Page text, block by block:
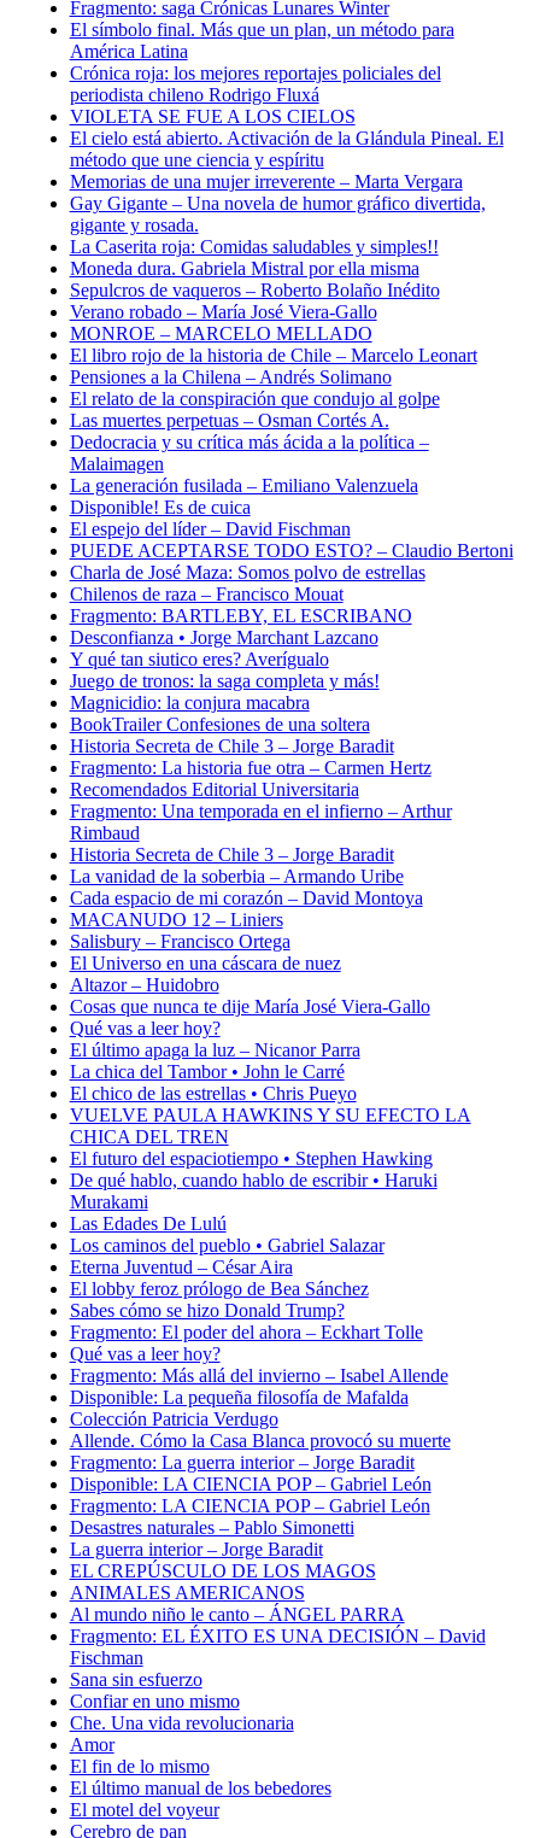
Fragmento: saga Crónicas Lunares Winter
El símbolo final. Más que un plan, un método para
América Latina
Crónica roja: los mejores reportajes policiales del
periodista chileno Rodrigo Fluxá
VIOLETA SE FUE A LOS CIELOS
El cielo está abierto. Activación de la Glándula Pineal. El
método que une ciencia y espíritu
Memorias de una mujer irreverente – Marta Vergara
Gay Gigante – Una novela de humor gráfico divertida,
gigante y rosada.
La Caserita roja: Comidas saludables y simples!!
Moneda dura. Gabriela Mistral por ella misma
Sepulcros de vaqueros – Roberto Bolaño Inédito
Verano robado – María José Viera-Gallo
MONROE – MARCELO MELLADO
El libro rojo de la historia de Chile – Marcelo Leonart
Pensiones a la Chilena – Andrés Solimano
El relato de la conspiración que condujo al golpe
Las muertes perpetuas – Osman Cortés A.
Dedocracia y su crítica más ácida a la política –
Malaimagen
La generación fusilada – Emiliano Valenzuela
Disponible! Es de cuica
El espejo del líder – David Fischman
PUEDE ACEPTARSE TODO ESTO? – Claudio Bertoni
Charla de José Maza: Somos polvo de estrellas
Chilenos de raza – Francisco Mouat
Fragmento: BARTLEBY, EL ESCRIBANO
Desconfianza • Jorge Marchant Lazcano
Y qué tan siutico eres? Averígualo
Juego de tronos: la saga completa y más!
Magnicidio: la conjura macabra
BookTrailer Confesiones de una soltera
Historia Secreta de Chile 3 – Jorge Baradit
Fragmento: La historia fue otra – Carmen Hertz
Recomendados Editorial Universitaria
Fragmento: Una temporada en el infierno – Arthur
Rimbaud
Historia Secreta de Chile 3 – Jorge Baradit
La vanidad de la soberbia – Armando Uribe
Cada espacio de mi corazón – David Montoya
MACANUDO 12 – Liniers
Salisbury – Francisco Ortega
El Universo en una cáscara de nuez
Altazor – Huidobro
Cosas que nunca te dije María José Viera-Gallo
Qué vas a leer hoy?
El último apaga la luz – Nicanor Parra
La chica del Tambor • John le Carré
El chico de las estrellas • Chris Pueyo
VUELVE PAULA HAWKINS Y SU EFECTO LA
CHICA DEL TREN
El futuro del espaciotiempo • Stephen Hawking
De qué hablo, cuando hablo de escribir • Haruki
Murakami
Las Edades De Lulú
Los caminos del pueblo • Gabriel Salazar
Eterna Juventud – César Aira
El lobby feroz prólogo de Bea Sánchez
Sabes cómo se hizo Donald Trump?
Fragmento: El poder del ahora – Eckhart Tolle
Qué vas a leer hoy?
Fragmento: Más allá del invierno – Isabel Allende
Disponible: La pequeña filosofía de Mafalda
Colección Patricia Verdugo
Allende. Cómo la Casa Blanca provocó su muerte
Fragmento: La guerra interior – Jorge Baradit
Disponible: LA CIENCIA POP – Gabriel León
Fragmento: LA CIENCIA POP – Gabriel León
Desastres naturales – Pablo Simonetti
La guerra interior – Jorge Baradit
EL CREPÚSCULO DE LOS MAGOS
ANIMALES AMERICANOS
Al mundo niño le canto – ÁNGEL PARRA
Fragmento: EL ÉXITO ES UNA DECISIÓN – David
Fischman
Sana sin esfuerzo
Confiar en uno mismo
Che. Una vida revolucionaria
Amor
El fin de lo mismo
El último manual de los bebedores
El motel del voyeur
Cerebro de pan